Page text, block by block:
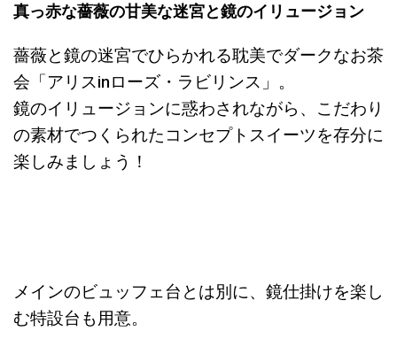
真っ赤な薔薇の甘美な迷宮と鏡のイリュージョン
薔薇と鏡の迷宮でひらかれる耽美でダークなお茶
会「アリスinローズ・ラビリンス」。
鏡のイリュージョンに惑わされながら、こだわり
の素材でつくられたコンセプトスイーツを存分に
楽しみましょう！
メインのビュッフェ台とは別に、鏡仕掛けを楽し
む特設台も用意。